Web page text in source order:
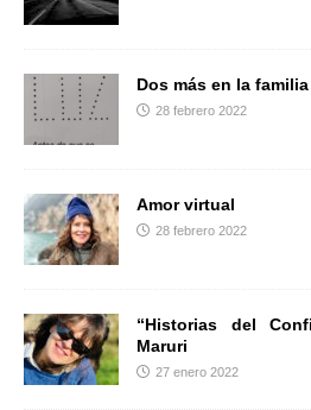
Dos más en la familia
28 febrero 2022
Amor virtual
28 febrero 2022
“Historias del
Maruri
27 enero 2022